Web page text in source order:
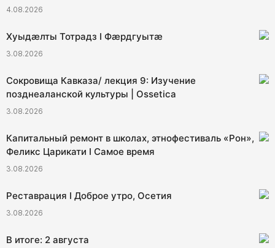
4.08.2026
Хуыдæлты Тотрадз I Фæрдгуытæ
3.08.2026
Сокровища Кавказа/ лекция 9: Изучение
позднеаланской культуры | Ossetica
3.08.2026
Капитальный ремонт в школах, этнофестиваль «Рон»,
Феликс Царикати I Самое время
3.08.2026
Реставрация I Доброе утро, Осетия
3.08.2026
В итоге: 2 августа